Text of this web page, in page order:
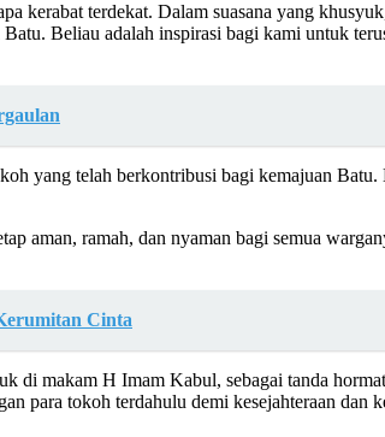
kerabat terdekat. Dalam suasana yang
Beliau adalah inspirasi bagi kami untuk
yang telah berkontribusi bagi kemajuan Batu.
aman, ramah, dan nyaman bagi semua
Cinta
makam H Imam Kabul, sebagai tanda
para tokoh terdahulu demi kesejahteraan